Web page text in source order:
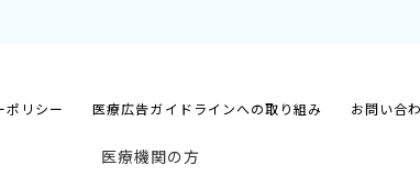
ポリシー 医療広告ガイドラインへの取り組み お問い合
医療機関の方